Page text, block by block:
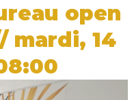
open
mardi, 14